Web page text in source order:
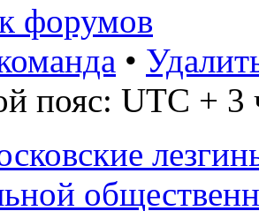
форумов
•
пояс: UTC + 3